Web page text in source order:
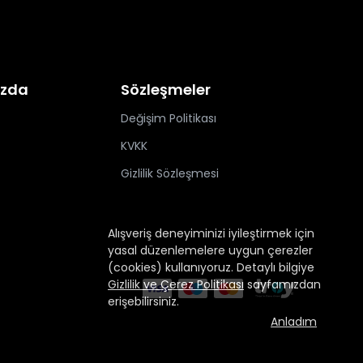
Alışveriş deneyiminizi iyileştirmek için
yasal düzenlemelere uygun çerezler
(cookies) kullanıyoruz. Detaylı bilgiye
Gizlilik ve Çerez Politikası sayfamızdan
erişebilirsiniz.
Anladım
Sözleşmeler
Değişim Politikası
KVKK
Gizlilik Sözleşmesi